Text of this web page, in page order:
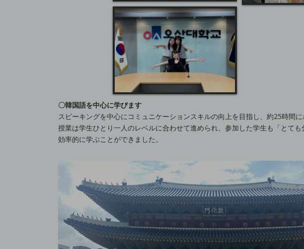
〇韓国語を中心に学びます
スピーキングを中心にコミュニケーションスキルの向上を目指し、約25時間に
授業は学生ひとり一人のレベルに合わせて進められ、参加した学生も「とて
効率的に学ぶことができました。